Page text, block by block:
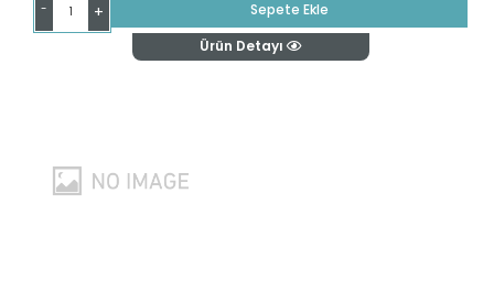
- +
Sepete Ekle
Ürün Detayı